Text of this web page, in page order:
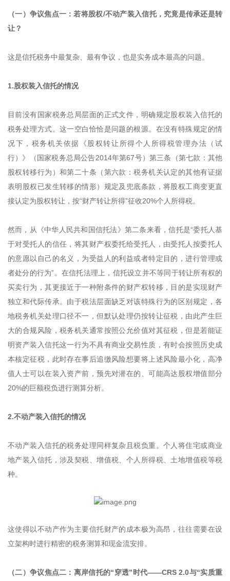
（一）争议焦点一：若将股权/不动产装入信托，究竟是传承还是转
让？
这是信托税务中最复杂、最有争议，也是实务成本最高的问题。
1.股权装入信托的情况
目前没有国家税务总局层面的正式文件，明确规定股权装入信托的
税务处理方式。这一空白恰恰是问题的根源。在没有特殊规定的情
况下，税务机关依据《股权转让所得个人所得税管理办法（试
行）》（国家税务总局公告2014年第67号）第三条（第七款：其他
股权转移行为）和第二十条（第六款：税务机关认定的其他有证据
表明股权已发生转移的情形）规定及兜底条款，将股权工商变更直
接认定为股权转让，按“财产转让所得”征收20%个人所得税。
然而，从《中华人民共和国信托法》第二条来看，信托是“委托人基
于对受托人的信任，将其财产权委托给受托人，由受托人按委托人
的意愿以自己的名义，为受益人的利益或者特定目的，进行管理或
者处分的行为”。在信托法理上，信托设立并不等同于转让所有权的
买卖行为，其更接近于一种附条件的财产权转移，目的是实现财产
独立和代际传承。由于税法层面缺乏对该特殊行为的区别规定，各
地税务机关处理口径不一，但默认处理仍按转让征税，由此产生巨
大的合规风险，税务机关通常按照公允价值对其征税，但是若能证
明资产装入信托这一行为不具有商业交易性质，有时会按照历史成
本核定征税，此时存在事后追缴风险想要将上述风险最小化，高净
值人士可以在装入资产前，预先对潜在的、可能高达股权增值部分
20%的巨额税负进行测算分析。
2.不动产装入信托的情况
不动产装入信托的税务处理同样复杂且税负重。个人将住宅或商业
地产装入信托，涉及契税、增值税、个人所得税、土地增值税等税
种。
这使得以不动产作为主要信托财产的成本极为高昂，往往需要在设
立架构时进行精密的税务测算和现金流安排。
（二）争议焦点二：离岸信托的“穿透”时代——CRS 2.0与“实质重